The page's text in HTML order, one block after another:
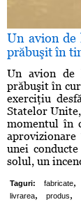
Un avion de
prăbuşit în
Un avion de
prăbuşit în
exerciţiu
Statelor
momentul în
unei
solul, un
Taguri: fabricate,
livrarea, produs,